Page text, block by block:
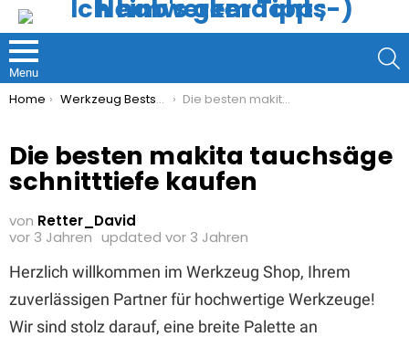
Menu
You are here:
Home Werkzeug Bestseller Die besten makita tauchsäge schnitttiefe kaufen
Die besten makita tauchsäge
schnitttiefe kaufen
von Retter_David
vor 3 Jahren updated vor 3 Jahren
Herzlich willkommen im Werkzeug Shop, Ihrem
zuverlässigen Partner für hochwertige Werkzeuge!
Wir sind stolz darauf, eine breite Palette an